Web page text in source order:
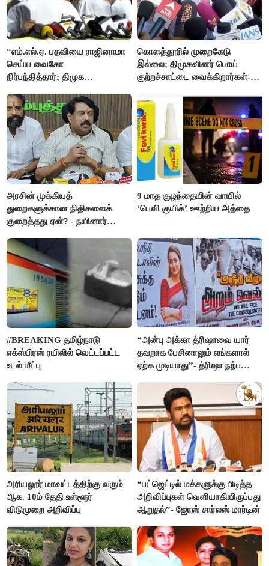
“எம்.எல்.ஏ. பதவியை ராஜினாமா
செய்ய வைகோ
நிர்பந்தித்தார்; திமுக
தொடர்கிறோம்”- மதிமுக
எம்.எல்.ஏக்கள் பரபரப்பு பேட்டி
கொளத்தூரில் முறைகேடு
இல்லை; திமுகவினர் பொய்
குற்றச்சாட்டை வைக்கிறார்கள்-
அரசின் முக்கியத்
துறைகளுக்கான நிதிகளைக்
குறைத்தது ஏன்? - நயினார்
9 மாத குழந்தையின் வாயில்
‘பெவி குயிக்’ ஊற்றிய அத்தை
#BREAKING தமிழ்நாடு
எக்ஸ்பிரஸ் ரயிலில் வெட்டப்பட்ட
உடல் மீட்பு
“அன்பு அக்கா த்ரிஷாவை யார்
தவறாக பேசினாலும் எங்களால்
ஏற்க முடியாது”- த்ரிஷா நற்பணி
அரியலூர் மாவட்டத்திற்கு வரும்
ஆக. 10ம் தேதி உள்ளூர்
விடுமுறை அறிவிப்பு
“பட்ஜெட்டில் மக்களுக்கு பிடித்த
அறிவிப்புகள் வெளியாகியிருப்பது
ஆறுதல்”- ஜோஸ் சார்லஸ் மார்டின்